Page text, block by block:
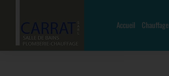
Accueil Chauffage